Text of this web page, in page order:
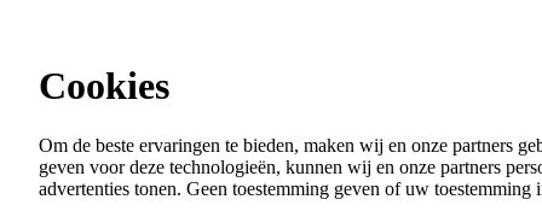
Menu
VACATURES
ORGANISATIES
Cookies
Om de beste ervaringen te bieden, maken wij en onze partners
geven voor deze technologieën, kunnen wij en onze partners
advertenties tonen. Geen toestemming geven of uw